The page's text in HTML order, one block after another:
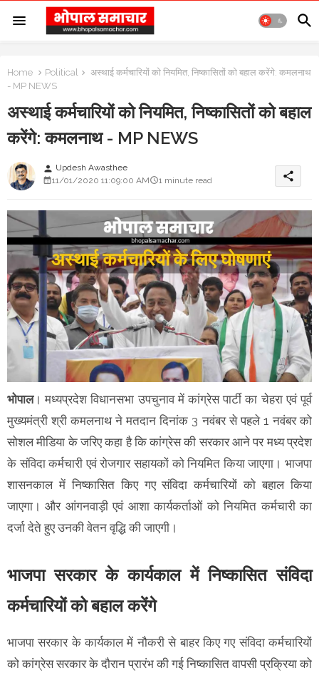
Home Political
अस्थाई कर्मचारियों को नियमित, निष्कासितों को बहाल करेंगे: कमलनाथ
- MP NEWS
अस्थाई कर्मचारियों को नियमित, निष्कासितों को बहाल
करेंगे: कमलनाथ - MP NEWS
person Updesh Awasthee
11/01/2020 11:09:00 AM
1 minute read share
भोपाल। मध्यप्रदेश विधानसभा उपचुनाव में कांग्रेस पार्टी का चेहरा एवं पूर्व
मुख्यमंत्री श्री कमलनाथ ने मतदान दिनांक 3 नवंबर से पहले 1 नवंबर को
सोशल मीडिया के जरिए कहा है कि कांग्रेस की सरकार आने पर मध्य प्रदेश
के संविदा कर्मचारी एवं रोजगार सहायकों को नियमित किया जाएगा। भाजपा
शासनकाल में निष्कासित किए गए संविदा कर्मचारियों को बहाल किया
जाएगा। और आंगनवाड़ी एवं आशा कार्यकर्ताओं को नियमित कर्मचारी का
दर्जा देते हुए उनकी वेतन वृद्धि की जाएगी।
भाजपा सरकार के कार्यकाल में निष्कासित संविदा
कर्मचारियों को बहाल करेंगे
भाजपा सरकार के कार्यकाल में नौकरी से बाहर किए गए संविदा कर्मचारियों
को कांग्रेस सरकार के दौरान प्रारंभ की गई निष्कासित वापसी प्रक्रिया को